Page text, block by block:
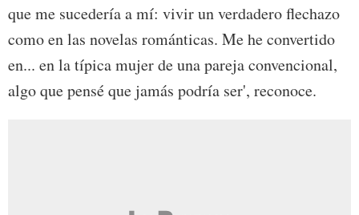
que me sucedería a mí: vivir un verdadero flechazo
como en las novelas románticas. Me he convertido
en... en la típica mujer de una pareja convencional,
algo que pensé que jamás podría ser', reconoce.